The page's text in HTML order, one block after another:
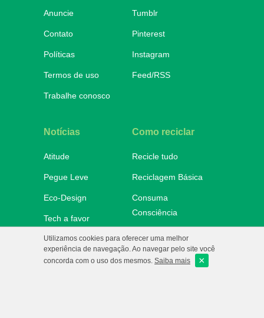
Anuncie
Contato
Políticas
Termos de uso
Trabalhe conosco
Tumblr
Pinterest
Instagram
Feed/RSS
Notícias
Atitude
Pegue Leve
Eco-Design
Tech a favor
No Mundo
e-Ba!
Como reciclar
Recicle tudo
Reciclagem Básica
Consuma
Consciência
Onde descartar
Utilizamos cookies para oferecer uma melhor
experiência de navegação. Ao navegar pelo site você
concorda com o uso dos mesmos. Saiba mais ×